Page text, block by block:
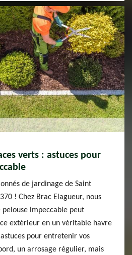
verts : astuces pour
de jardinage de Saint
! Chez Brac Elagueur, nous
pelouse impeccable peut
extérieur en un véritable havre
pour entretenir vos
un arrosage régulier, mais